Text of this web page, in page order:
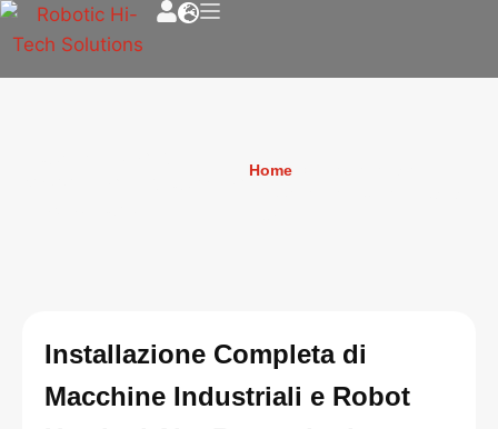
Home
Installazione Completa di
Macchine Industriali e Robot